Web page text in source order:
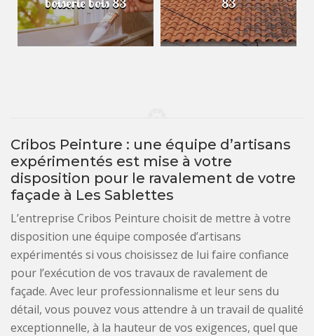
Cribos Peinture : une équipe d’artisans
expérimentés est mise à votre
disposition pour le ravalement de votre
façade à Les Sablettes
L’entreprise Cribos Peinture choisit de mettre à votre
disposition une équipe composée d’artisans
expérimentés si vous choisissez de lui faire confiance
pour l’exécution de vos travaux de ravalement de
façade. Avec leur professionnalisme et leur sens du
détail, vous pouvez vous attendre à un travail de qualité
exceptionnelle, à la hauteur de vos exigences, quel que